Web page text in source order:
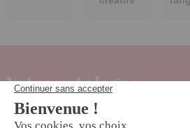
Notre catalogue
Produits exclusifs et astucieux tous les
Découvrez vite notre prochain catalogue !